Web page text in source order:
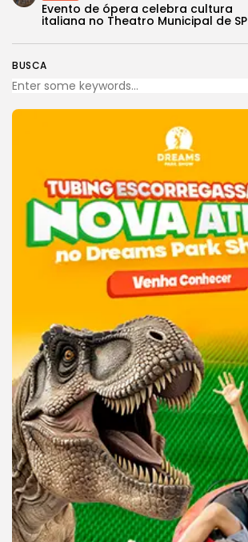
BUSCA
Evento de ópera celebra cultura
italiana no Theatro Municipal de SP